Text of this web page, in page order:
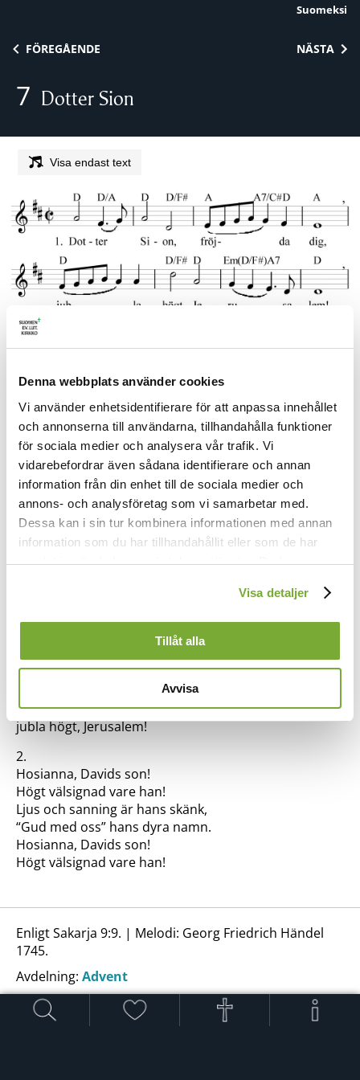
Denna webbplats använder cookies
Vi använder enhetsidentifierare för att anpassa innehållet
och annonserna till användarna, tillhandahålla funktioner
för sociala medier och analysera vår trafik. Vi
vidarebefordrar även sådana identifierare och annan
information från din enhet till de sociala medier och
annons- och analysföretag som vi samarbetar med.
Dessa kan i sin tur kombinera informationen med annan
information som du har tillhandahållit eller som de har
samlat in när du har använt deras tjänster. Du kan
-länken i nedre delen
av sidan.
Visa detaljer
Tillåt alla
Avvisa
Suomeksi
FÖREGÅENDE NÄSTA
7 Dotter Sion
Visa endast text
1.
jubla högt, Jerusalem!
Se, din konung nalkas dig,
till din hjälp och salighet.
Dotter Sion, fröjda dig,
jubla högt, Jerusalem!
2.
Hosianna, Davids son!
Högt välsignad vare han!
Ljus och sanning är hans skänk,
“Gud med oss” hans dyra namn.
Hosianna, Davids son!
Högt välsignad vare han!
Enligt Sakarja 9:9. | Melodi: Georg Friedrich Händel
1745.
Avdelning: Advent